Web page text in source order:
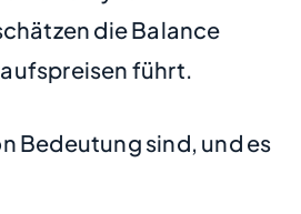
die Balance
führt.
Bedeutung sind, und es